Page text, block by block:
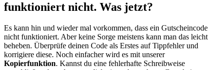
funktioniert nicht. Was jetzt?
Es kann hin und wieder mal vorkommen, dass ein Gutscheincode
nicht funktioniert. Aber keine Sorge meistens kann man das leicht
beheben. Überprüfe deinen Code als Erstes auf Tippfehler und
korrigiere diese. Noch einfacher wird es mit unserer
Kopierfunktion. Kannst du eine fehlerhafte Schreibweise